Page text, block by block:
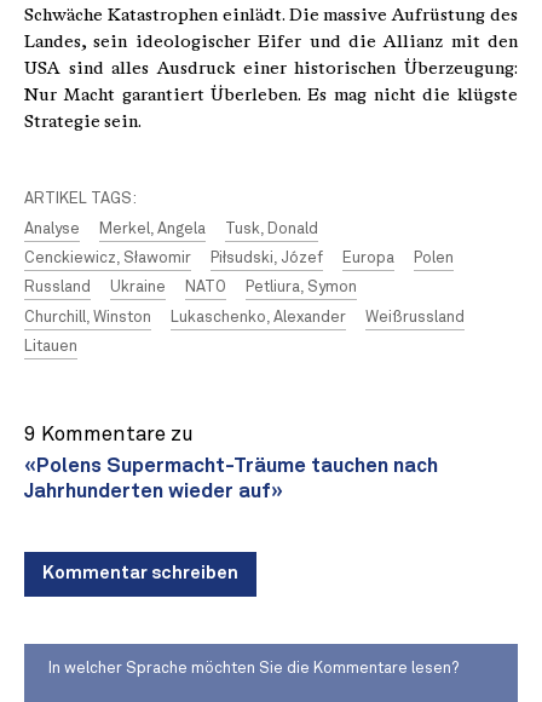
Schwäche Katastrophen einlädt. Die massive Aufrüstung des
Landes, sein ideologischer Eifer und die Allianz mit den
USA sind alles Ausdruck einer historischen Überzeugung:
Nur Macht garantiert Überleben. Es mag nicht die klügste
Strategie sein.
ARTIKEL TAGS:
Analyse
Merkel, Angela
Tusk, Donald
Cenckiewicz, Sławomir
Piłsudski, Józef Europa
Polen
Russland
Ukraine NATO
Petliura, Symon
Churchill, Winston
Lukaschenko, Alexander
Weißrussland
Litauen
9 Kommentare zu
«Polens Supermacht-Träume tauchen nach
Jahrhunderten wieder auf»
Kommentar schreiben
In welcher Sprache möchten Sie die Kommentare lesen?